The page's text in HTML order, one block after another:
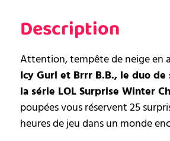
Description
Attention, tempête de neige en
Icy Gurl et Brrr B.B., le duo
la série LOL Surprise Winter
poupées vous réservent 25
heures de jeu dans un monde